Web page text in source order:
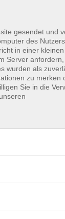
gesendet und
des Nutzers
in einer
Server
wurden als
zu merken
Sie in die